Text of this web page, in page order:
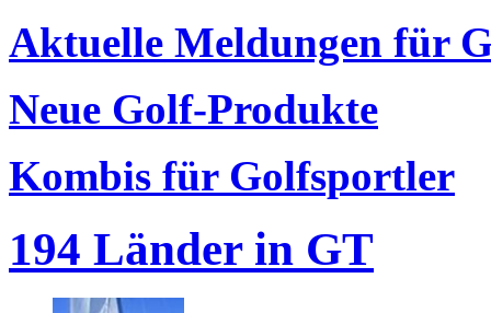
Aktuelle Meldungen für
Neue Golf-Produkte
Kombis für Golfsportler
194 Länder in GT